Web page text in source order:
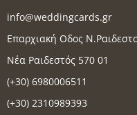
info@weddingcards.gr
Επαρχιακή Οδος
Νέα Ραιδεστός 570 01
(+30) 6980006511
(+30) 2310989393